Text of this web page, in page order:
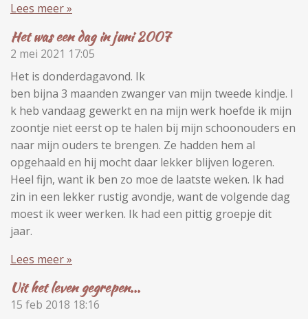
Lees meer »
Het was een dag in juni 2007
2 mei 2021 17:05
Het is donderdagavond. Ik
ben bijna 3 maanden zwanger van mijn tweede kindje. I
k heb vandaag gewerkt en na mijn werk hoefde ik mijn
zoontje niet eerst op te halen bij mijn schoonouders en
naar mijn ouders te brengen. Ze hadden hem al
opgehaald en hij mocht daar lekker blijven logeren.
Heel fijn, want ik ben zo moe de laatste weken. Ik had
zin in een lekker rustig avondje, want de volgende dag
moest ik weer werken. Ik had een pittig groepje dit
jaar.
Lees meer »
Uit het leven gegrepen...
15 feb 2018 18:16